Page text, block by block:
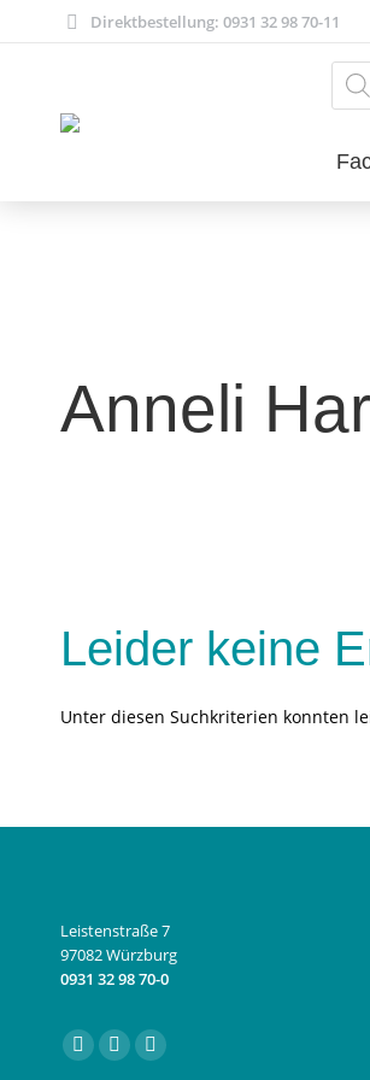
Direktbestellung: 0931 32 98 70-11
Anneli
Leider keine
Unter diesen Suchkriterien konnten
Leistenstraße 7
97082 Würzburg
0931 32 98 70-0
Finden Sie uns auf:
FacebookInstagram
E-